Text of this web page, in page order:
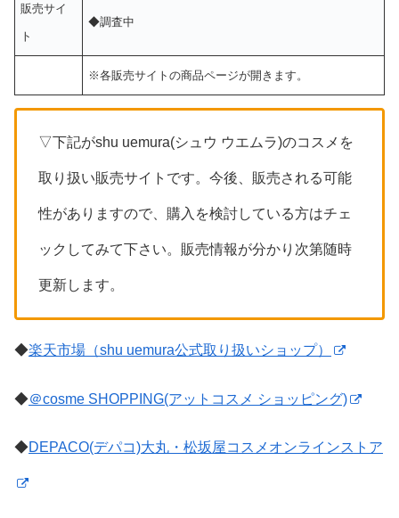
販売サイ
ト
◆調査中
※各販売サイトの商品ページが開きます。
▽下記がshu uemura(シュウ ウエムラ)のコスメを
取り扱い販売サイトです。今後、販売される可能
性がありますので、購入を検討している方はチェ
ックしてみて下さい。販売情報が分かり次第随時
更新します。
◆楽天市場（shu uemura公式取り扱いショップ）
◆＠cosme SHOPPING(アットコスメ ショッピング)
◆DEPACO(デパコ)大丸・松坂屋コスメオンラインストア